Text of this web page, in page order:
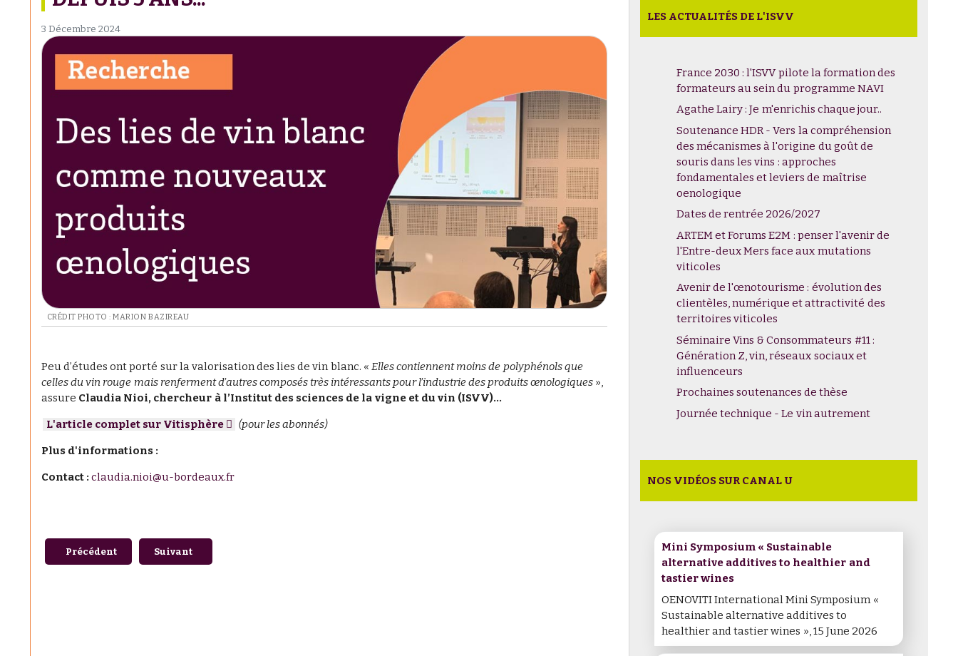
3 Décembre 2024
CRÉDIT PHOTO : MARION BAZIREAU
Peu d’études ont porté sur la valorisation des lies de vin blanc. « Elles contiennent moins de polyphénols que
celles du vin rouge mais renferment d’autres composés très intéressants pour l’industrie des produits œnologiques »,
assure Claudia Nioi, chercheur à l’Institut des sciences de la vigne et du vin (ISVV)...
L'article complet sur Vitisphère (pour les abonnés)
Plus d'informations :
Contact : claudia.nioi@u-bordeaux.fr
Article précédent : La Chaire Alexis Millardet reçoit le prix Recherche & Innovation Fondation Bordeaux Université
Précédent Article suivant : Marché de noël des étudiants - 4 décembre 2024
Suivant
LES ACTUALITÉS DE L'ISVV
France 2030 : l'ISVV pilote la formation des
formateurs au sein du programme NAVI
Agathe Lairy : Je m'enrichis chaque jour..
Soutenance HDR - Vers la compréhension
des mécanismes à l'origine du goût de
souris dans les vins : approches
fondamentales et leviers de maîtrise
oenologique
Dates de rentrée 2026/2027
ARTEM et Forums E2M : penser l'avenir de
l'Entre-deux Mers face aux mutations
viticoles
Avenir de l'œnotourisme : évolution des
clientèles, numérique et attractivité des
territoires viticoles
Séminaire Vins & Consommateurs #11 :
Génération Z, vin, réseaux sociaux et
influenceurs
Prochaines soutenances de thèse
Journée technique - Le vin autrement
NOS VIDÉOS SUR CANAL U
Mini Symposium « Sustainable
alternative additives to healthier and
tastier wines
OENOVITI International Mini Symposium «
Sustainable alternative additives to
healthier and tastier wines », 15 June 2026